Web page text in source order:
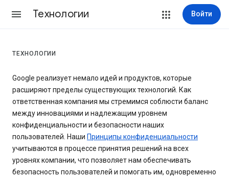
Технологии Войти
ТЕХНОЛОГИИ
Google реализует немало идей и продуктов, которые
расширяют пределы существующих технологий. Как
ответственная компания мы стремимся соблюсти баланс
между инновациями и надлежащим уровнем
конфиденциальности и безопасности наших
пользователей. Наши Принципы конфиденциальности
учитываются в процессе принятия решений на всех
уровнях компании, что позволяет нам обеспечивать
безопасность пользователей и помогать им, одновременно